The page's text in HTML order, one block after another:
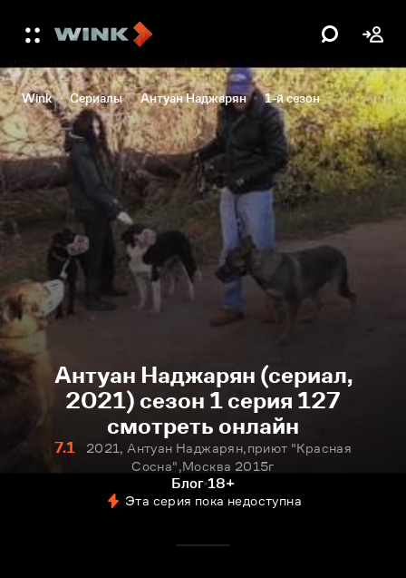
Wink Сериалы Антуан Наджарян 1-й сезон Антуан
Антуан Наджарян (сериал,
2021) сезон 1 серия 127
смотреть онлайн
7.1
2021, Антуан Наджарян,приют "Красная
Сосна",Москва 2015г
Блог 18+
Эта серия пока недоступна